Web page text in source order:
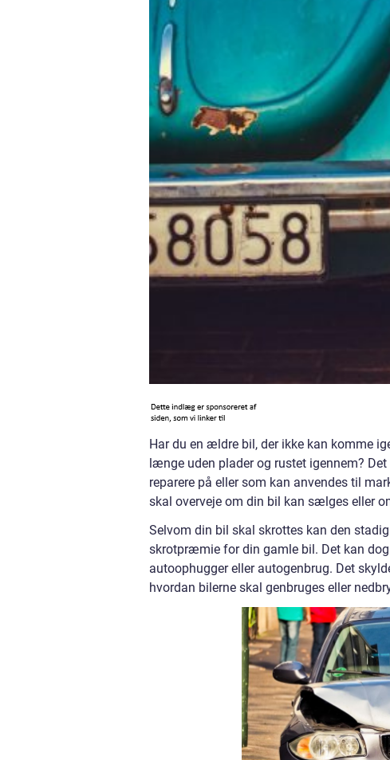
Har du en ældre bil, der ikke kan komme
længe uden plader og rustet igennem?
reparere på eller som kan anvendes til
skal overveje om din bil kan sælges eller
Selvom din bil skal skrottes kan den
skrotpræmie for din gamle bil. Det kan
autoophugger eller autogenbrug. Det
hvordan bilerne skal genbruges eller